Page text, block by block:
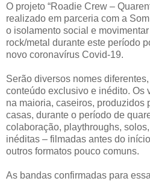
O projeto “Roadie Crew –
realizado em parceria com a
o isolamento social e
rock/metal durante este período
novo coronavírus Covid-19.
Serão diversos nomes
conteúdo exclusivo e inédito. Os
na maioria, caseiros, produzidos
casas, durante o período de
colaboração, playthroughs,
inéditas – filmadas antes do
outros formatos pouco comuns.
As bandas confirmadas para